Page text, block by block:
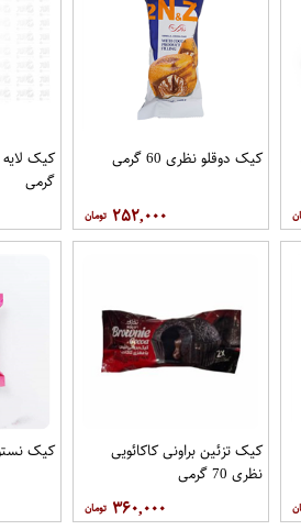
کیک دوقلو نظری 60 گرمی
۲۵۲,۰۰۰
گرمی
کیک تزئین براونی کاکائویی
نظری 70 گرمی
۳۶۰,۰۰۰
کیک نستور